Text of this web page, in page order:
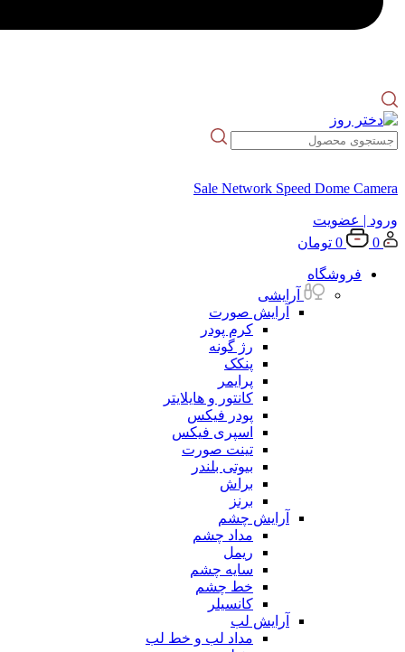
Sale Network Speed Dome Camera
ورود | عضویت
0
0 تومان
فروشگاه
آرایشی
آرایش صورت
کرم پودر
رژ گونه
پنکک
پرایمر
کانتور و هایلایتر
پودر فیکس
اسپری فیکس
تینت صورت
بیوتی بلندر
براش
برنز
آرایش چشم
مداد چشم
ریمل
سایه چشم
خط چشم
کانسیلر
آرایش لب
مداد لب و خط لب